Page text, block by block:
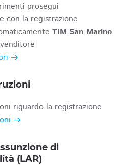
prosegui
con la registrazione
TIM San Marino
riguardo la registrazione
di
(LAR)